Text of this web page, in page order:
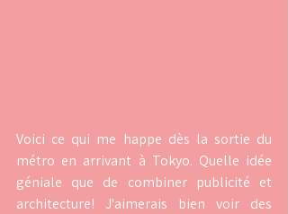
Voici ce qui me happe dès la sortie du
métro en arrivant à Tokyo. Quelle idée
géniale que de combiner publicité et
architecture! J'aimerais bien voir des